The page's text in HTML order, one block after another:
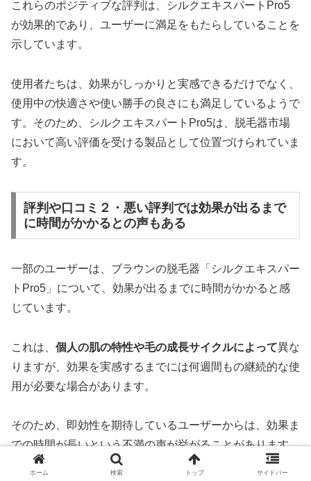
これらのポジティブな評判は、シルクエキスパートPro5
が効果的であり、ユーザーに満足をもたらしていることを
示しています。
使用者たちは、効果がしっかりと実感できるだけでなく、
使用中の快適さや使い勝手の良さにも満足しているようで
す。そのため、シルクエキスパートPro5は、脱毛器市場
において高い評価を受ける製品として位置づけられていま
す。
評判や口コミ２・悪い評判では効果が出るまで
に時間がかかるとの声もある
一部のユーザーは、ブラウンの脱毛器「シルクエキスパー
トPro5」について、効果が出るまでに時間がかかると感
じています。
これは、 個人の肌の特性や毛の成長サイクルによって異な
りますが、効果を実感するまでには何週間もの継続的な使
用が必要な場合があります。
そのため、即効性を期待しているユーザーからは、効果ま
での時間が長いという不満の声が挙がることがあります。
ホーム 検索 トップ サイドバー